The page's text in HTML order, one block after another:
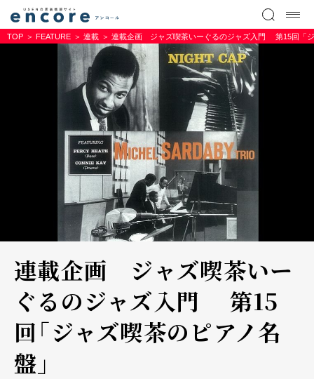
TOP FEATURE 連載 連載企画 ジャズ喫茶いーぐるのジャズ入門 第15回「ジ
連載企画 ジャズ喫茶いー
ぐるのジャズ入門 第15
回「ジャズ喫茶のピアノ名
盤」